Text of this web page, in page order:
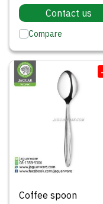
Contact us
Compare
Coffee spoon